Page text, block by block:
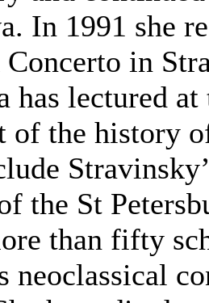
In 1991 she
in
has lectured
of the history
the St
than fifty
neoclassical